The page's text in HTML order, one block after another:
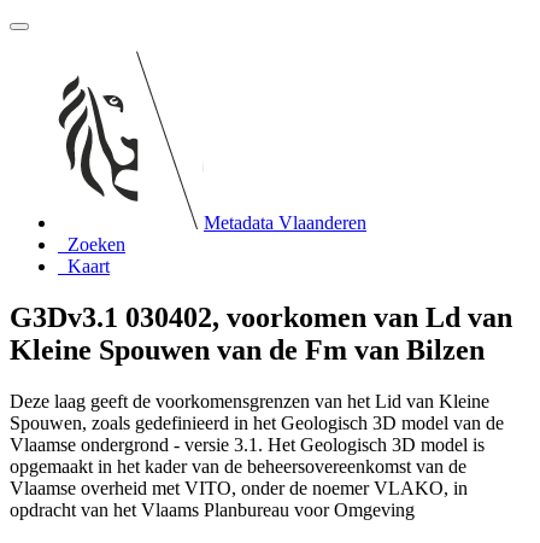
Metadata Vlaanderen
Zoeken
Kaart
G3Dv3.1 030402, voorkomen van Ld van
Kleine Spouwen van de Fm van Bilzen
Deze laag geeft de voorkomensgrenzen van het Lid van Kleine
Spouwen, zoals gedefinieerd in het Geologisch 3D model van de
Vlaamse ondergrond - versie 3.1. Het Geologisch 3D model is
opgemaakt in het kader van de beheersovereenkomst van de
Vlaamse overheid met VITO, onder de noemer VLAKO, in
opdracht van het Vlaams Planbureau voor Omgeving